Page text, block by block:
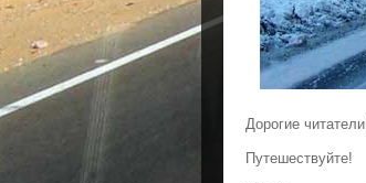
Дорогие
Путешествуйте!